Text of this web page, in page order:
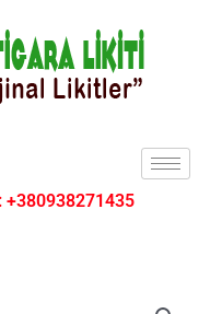
+380938271435